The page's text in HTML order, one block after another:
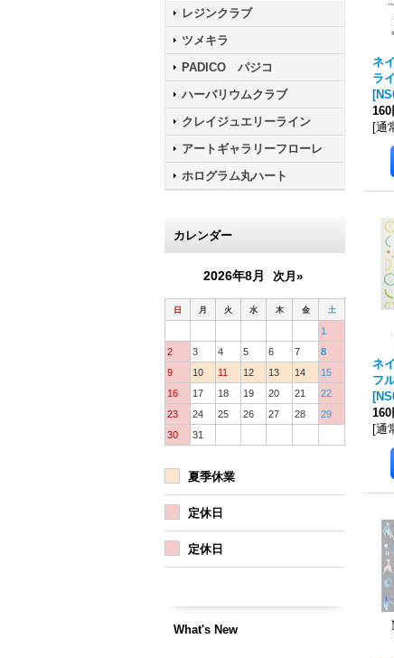
レジンクラブ
ツメキラ
PADICO パジコ
ハーバリウムクラブ
クレイジュエリーライン
アートギャラリーフローレ
ホログラム丸ハート
カレンダー
2026年8月 次月»
日 月 火 水 木 金 土
1
2
3 4 5 6 7
8
9
10 11 12 13 14
15
16
17 18 19 20 21
22
23
24 25 26 27 28
29
30
31
夏季休業
定休日
定休日
What's New
ネ
ラ
[
160
[通
ネ
フ
[
160
[通